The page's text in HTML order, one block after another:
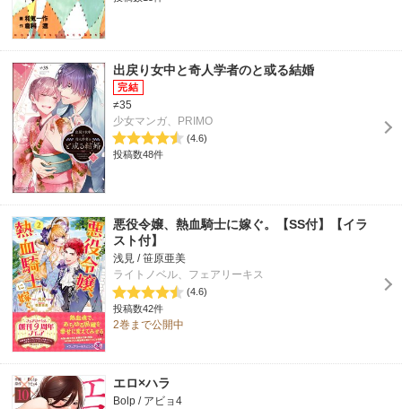
出戻り女中と奇人学者のと或る結婚
≠35
少女マンガ、PRIMO
(4.6)
投稿数48件
悪役令嬢、熱血騎士に嫁ぐ。【SS付】【イラ
スト付】
浅見 / 笹原亜美
ライトノベル、フェアリーキス
(4.6)
投稿数42件
2巻まで公開中
エロ×ハラ
Bolp / アビョ4